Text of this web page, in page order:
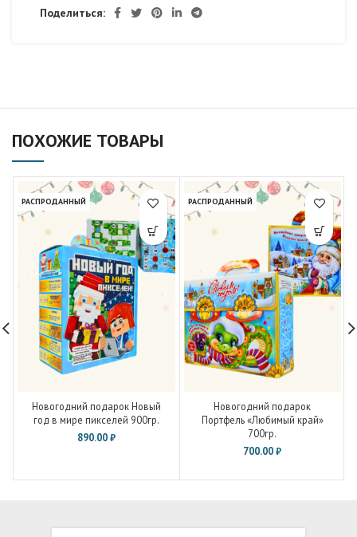
Поделиться:
ПОХОЖИЕ ТОВАРЫ
РАСПРОДАННЫЙ
Новогодний подарок Новый
год в мире пикселей 900гр.
890.00₽
РАСПРОДАННЫЙ
Новогодний подарок
Портфель «Любимый край»
700гр.
700.00₽